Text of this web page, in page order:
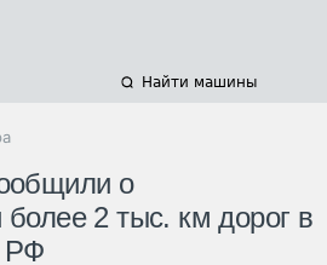
Найти машины
о
более 2 тыс. км дорог в
РФ